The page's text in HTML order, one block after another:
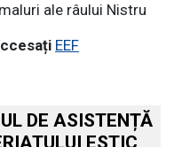
ale râului Nistru
EEF
DE ASISTENȚĂ